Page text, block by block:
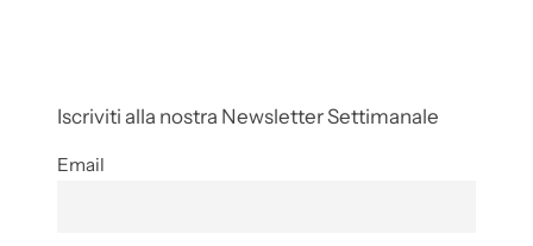
Iscriviti alla nostra Newsletter Settimanale
Email